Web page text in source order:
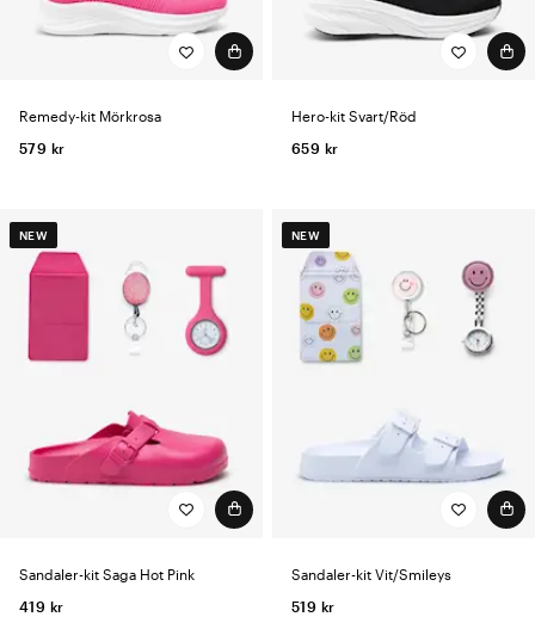
Remedy-kit Mörkrosa
579 kr
Hero-kit Svart/Röd
659 kr
NEW
Sandaler-kit Saga Hot Pink
419 kr
NEW
Sandaler-kit Vit/Smileys
519 kr